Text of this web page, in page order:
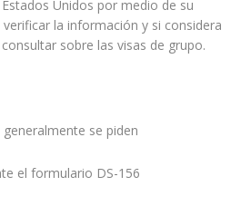
Unidos por medio de su
la información y si considera
sobre las visas de grupo.
se piden
el formulario DS-156